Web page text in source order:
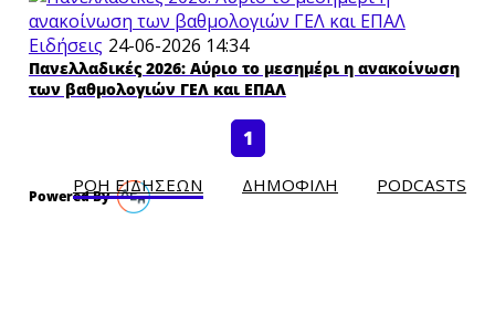
Ειδήσεις 24-06-2026 14:34
Πανελλαδικές 2026: Αύριο το μεσημέρι η ανακοίνωση
των βαθμολογιών ΓΕΛ και ΕΠΑΛ
1
ΡΟΗ ΕΙΔΗΣΕΩΝ ΔΗΜΟΦΙΛH PODCASTS